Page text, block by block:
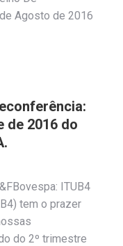
Agosto de 2016
de 2016 do
ITUB4
tem o prazer
do 2º trimestre